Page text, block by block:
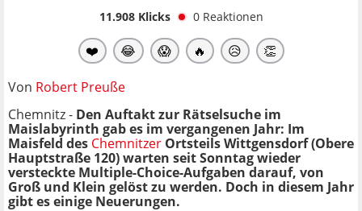
11.908Klicks 0 Reaktionen
❤️ 😂 😱 🔥 😥 👏
Von Robert Preuße
Chemnitz - Den Auftakt zur Rätselsuche im
Maislabyrinth gab es im vergangenen Jahr: Im
Maisfeld des Chemnitzer Ortsteils Wittgensdorf (Obere
Hauptstraße 120) warten seit Sonntag wieder
versteckte Multiple-Choice-Aufgaben darauf, von
Groß und Klein gelöst zu werden. Doch in diesem Jahr
gibt es einige Neuerungen.